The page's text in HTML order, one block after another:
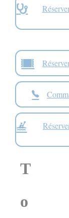
T
o